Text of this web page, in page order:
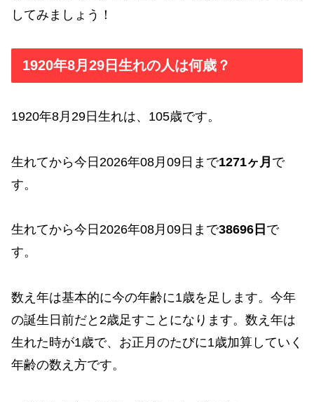
してみましょう！
1920年8月29日生れの人は何歳？
1920年8月29日生れは、105歳です。
生れてから今日2026年08月09日まで1271ヶ月 で
す。
生れてから今日2026年08月09日まで38696日 で
す。
数え年は基本的に今の年齢に1歳を足します。今年
の誕生日前だと2歳足すことになります。数え年は
生れた時が1歳で、お正月のたびに1歳加算していく
年齢の数え方です。